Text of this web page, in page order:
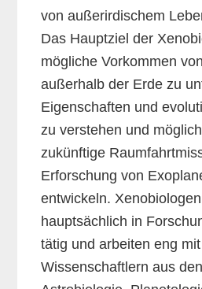
von außerirdischem
Das Hauptziel der
mögliche Vorkommen
außerhalb der Erde zu
Eigenschaften und
zu verstehen und
zukünftige
Erforschung von
entwickeln.
hauptsächlich in
tätig und arbeiten eng
Wissenschaftlern aus